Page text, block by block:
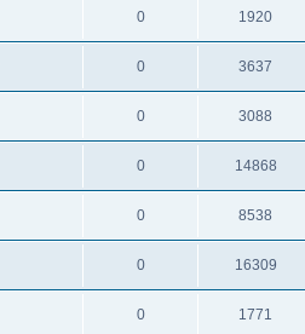
0 1920
0 3637
0 3088
0 14868
0 8538
0 16309
0 1771